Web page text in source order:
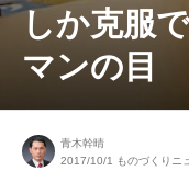
しか克服
マンの目
青木幹晴
2017/10/1
ものづくりニ